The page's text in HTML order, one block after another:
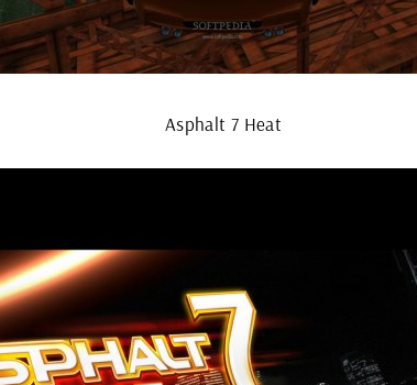
Asphalt 7 Heat